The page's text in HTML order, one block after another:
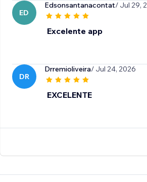
ED
Edsonsantanacontat/ Jul 29,
Excelente app
DR
Drremioliveira/ Jul 24, 2026
EXCELENTE